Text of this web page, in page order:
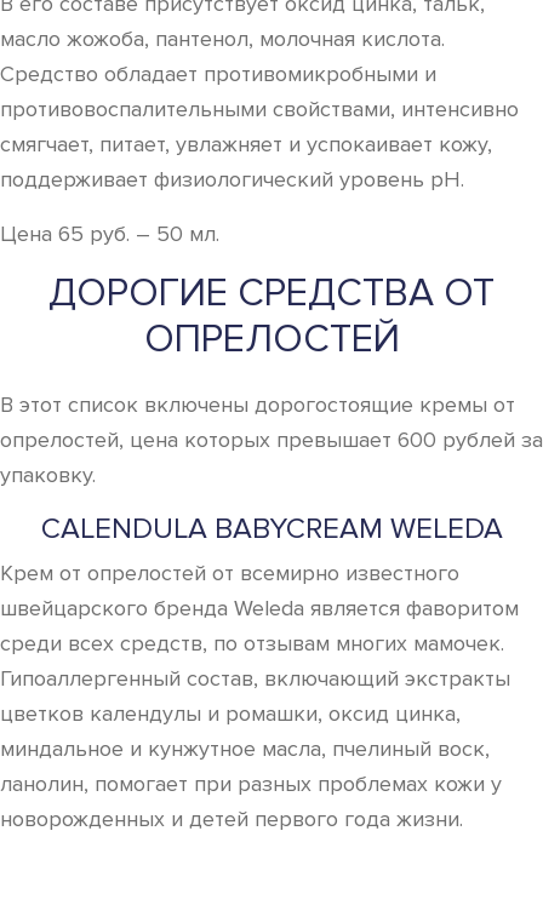
масло жожоба, пантенол, молочная кислота.
Средство обладает противомикробными и
противовоспалительными свойствами, интенсивно
смягчает, питает, увлажняет и успокаивает кожу,
поддерживает физиологический уровень pH.
Цена 65 руб. – 50 мл.
ДОРОГИЕ СРЕДСТВА ОТ
ОПРЕЛОСТЕЙ
В этот список включены дорогостоящие кремы от
опрелостей, цена которых превышает 600 рублей за
упаковку.
CALENDULA BABYCREAM WELEDA
Крем от опрелостей от всемирно известного
швейцарского бренда Weleda является фаворитом
среди всех средств, по отзывам многих мамочек.
Гипоаллергенный состав, включающий экстракты
цветков календулы и ромашки, оксид цинка,
миндальное и кунжутное масла, пчелиный воск,
ланолин, помогает при разных проблемах кожи у
новорожденных и детей первого года жизни.